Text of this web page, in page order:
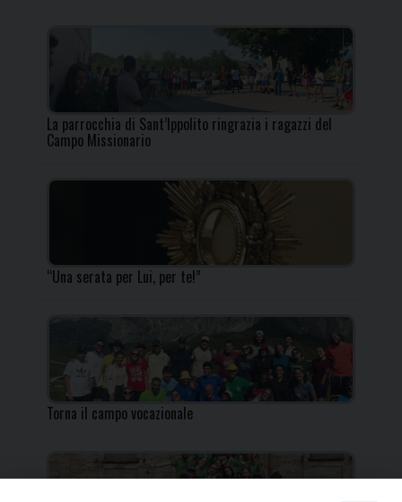
La parrocchia di Sant’Ippolito ringrazia i ragazzi del
Campo Missionario
“Una serata per Lui, per te!”
Torna il campo vocazionale